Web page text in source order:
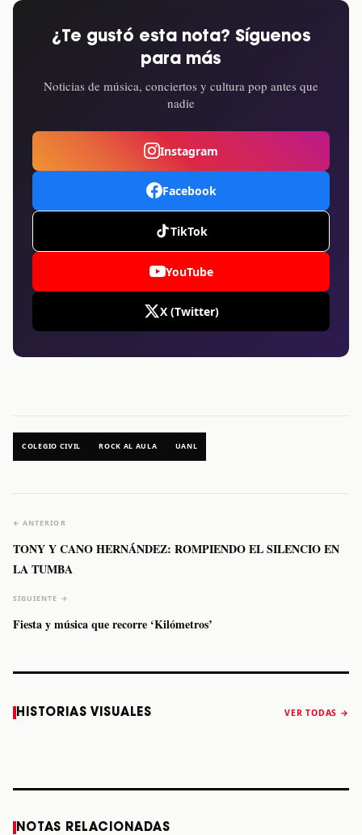
¿Te gustó esta nota? Síguenos
para más
Noticias de música, conciertos y cultura pop antes que
nadie
Instagram
Facebook
TikTok
YouTube
X (Twitter)
COLEGIO CIVIL ROCK AL AULA UANL
← ANTERIOR
TONY Y CANO HERNÁNDEZ: ROMPIENDO EL SILENCIO EN
LA TUMBA
SIGUIENTE →
Fiesta y música que recorre ‘Kilómetros’
HISTORIAS VISUALES VER TODAS →
Caifanes regresa
a Monterrey el
Fallece Felipe
Staiti, guitarrista
anuncia “Reality
NOTAS RELACIONADAS